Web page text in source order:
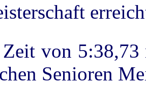
von 5:38,73
Senioren